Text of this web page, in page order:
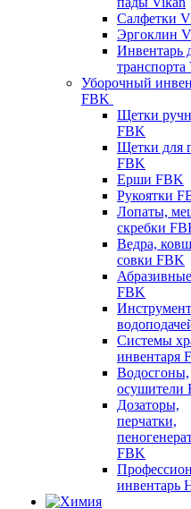
Салфетки
Эргоклин
Инвентарь
транспорта
Уборочный
FBK
Щетки
FBK
Щетки для
FBK
Ерши FBK
Рукоятки
Лопаты,
скребки
Ведра,
совки FBK
FBK
Системы
инвентаря
Водосгоны,
осушители
Дозаторы,
перчатки,
FBK
инвентарь